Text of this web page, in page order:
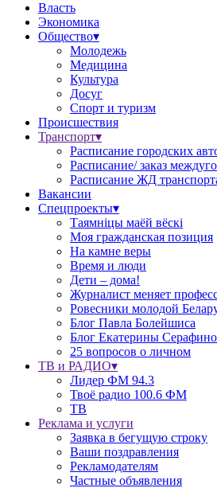
Власть
Экономика
Общество▾
Молодежь
Медицина
Культура
Досуг
Спорт и туризм
Происшествия
Транспорт▾
Расписание городских
Расписание/ заказ
Расписание ЖД
Вакансии
Спецпроекты▾
Таямніцы маёй вёскі
Моя гражданская позиция
На камне веры
Время и люди
Дети – дома!
Журналист меняет
Ровесники молодой
Блог Павла Болейшиса
Блог Екатерины
25 вопросов о личном
ТВ и РАДИО▾
Лидер ФМ 94.3
Твоё радио 100.6 ФМ
ТВ
Реклама и услуги
Заявка в бегущую строку
Ваши поздравления
Рекламодателям
Частные объявления